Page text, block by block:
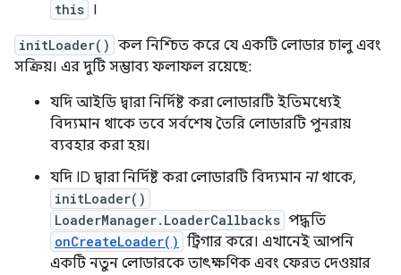
this ।
initLoader() কল নিশ্চিত করে যে একটি লোডার চালু এবং
সক্রিয়। এর দুটি সম্ভাব্য ফলাফল রয়েছে:
যদি আইডি দ্বারা নির্দিষ্ট করা লোডারটি ইতিমধ্যেই
বিদ্যমান থাকে তবে সর্বশেষ তৈরি লোডারটি পুনরায়
ব্যবহার করা হয়।
যদি ID দ্বারা নির্দিষ্ট করা লোডারটি বিদ্যমান নাথাকে,
initLoader()
LoaderManager.LoaderCallbacks পদ্ধতি
onCreateLoader() ট্রিগার করে। এখানেই আপনি
একটি নতুন লোডারকে তাৎক্ষণিক এবং ফেরত দেওয়ার